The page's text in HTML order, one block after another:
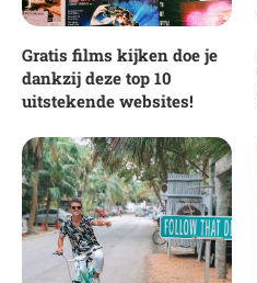
Gratis films kijken doe je
dankzij deze top 10
uitstekende websites!